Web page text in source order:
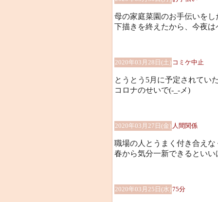
母の家庭菜園のお手伝いを
下描きを終えたから、今夜
2020年03月28日(土) コミケ中止
とうとう5月に予定されてい
コロナのせいで(-_-メ)
2020年03月27日(金) 人間関係
職場の人とうまく付き合えな
春から気分一新できるとい
2020年03月25日(水)75分